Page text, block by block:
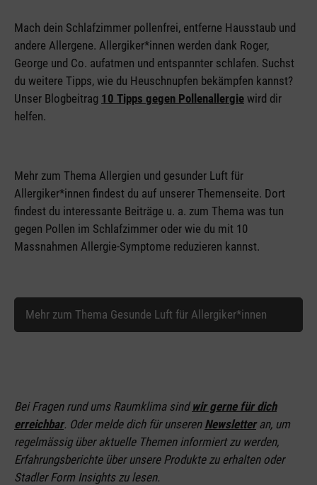
Mach dein Schlafzimmer pollenfrei, entferne Hausstaub und
andere Allergene. Allergiker*innen werden dank Roger,
George und Co. aufatmen und entspannter schlafen. Suchst
du weitere Tipps, wie du Heuschnupfen bekämpfen kannst?
Unser Blogbeitrag 10 Tipps gegen Pollenallergie wird dir
helfen.
Mehr zum Thema Allergien und gesunder Luft für
Allergiker*innen findest du auf unserer Themenseite. Dort
findest du interessante Beiträge u. a. zum Thema was tun
gegen Pollen im Schlafzimmer oder wie du mit 10
Massnahmen Allergie-Symptome reduzieren kannst.
Mehr zum Thema Gesunde Luft für Allergiker*innen
Bei Fragen rund ums Raumklima sind wir gerne für dich
erreichbar. Oder melde dich für unseren Newsletteran, um
regelmässig über aktuelle Themen informiert zu werden,
Erfahrungsberichte über unsere Produkte zu erhalten oder
Stadler Form Insights zu lesen.